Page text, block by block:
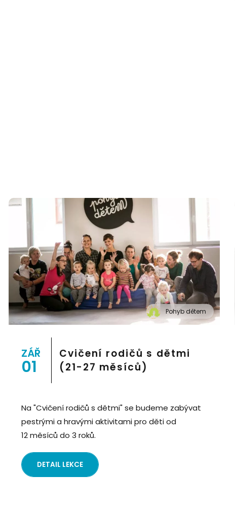
Pohyb dětem
ZÁŘ
01
Cvičení rodičů s dětmi
(21-27 měsíců)
Na "Cvičení rodičů s dětmi" se budeme zabývat
pestrými a hravými aktivitami pro děti od
12 měsíců do 3 roků.
DETAIL LEKCE